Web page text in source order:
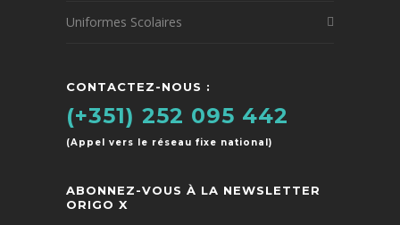
Uniformes Scolaires
CONTACTEZ-NOUS :
(+351) 252 095 442
(Appel vers le réseau fixe national)
ABONNEZ-VOUS À LA NEWSLETTER
ORIGO X